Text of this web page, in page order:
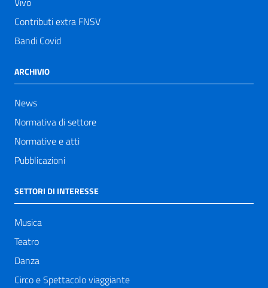
Contributi extra FNSV
Bandi Covid
ARCHIVIO
News
Normativa di settore
Normative e atti
Pubblicazioni
SETTORI DI INTERESSE
Musica
Teatro
Danza
Circo e Spettacolo viaggiante